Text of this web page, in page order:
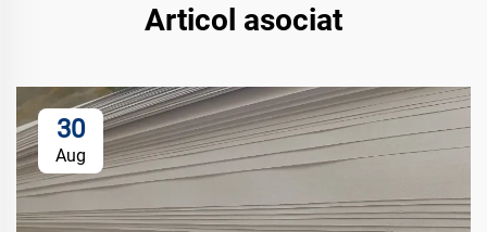
Articol asociat
30
Aug